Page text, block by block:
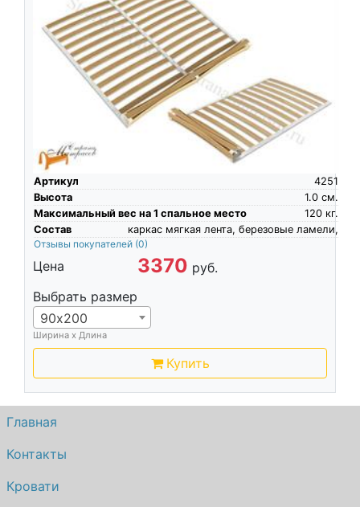
Артикул
4251
Высота
см.
1.0
Максимальный вес на 1 спальное место
кг.
120
Состав
каркас мягкая лента, березовые ламели,
Отзывы покупателей (0)
Цена 3370 руб.
Выбрать размер
90х200
Ширина х Длина
Купить
Главная
Контакты
Кровати